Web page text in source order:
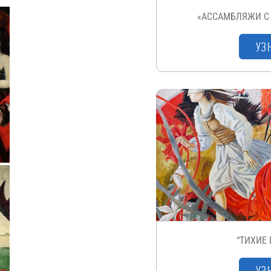
«АССАМБЛЯЖИ